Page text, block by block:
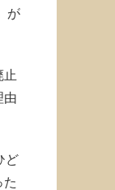
が
止
由
ど
た